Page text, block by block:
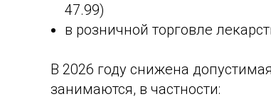
47.99)
в розничной торговле
В 2026 году снижена
занимаются, в частности: